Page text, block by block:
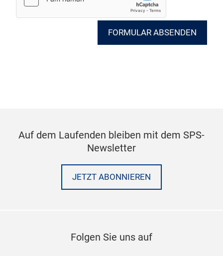
FORMULAR ABSENDEN
Auf dem Laufenden bleiben mit dem SPS-
Newsletter
JETZT ABONNIEREN
Folgen Sie uns auf